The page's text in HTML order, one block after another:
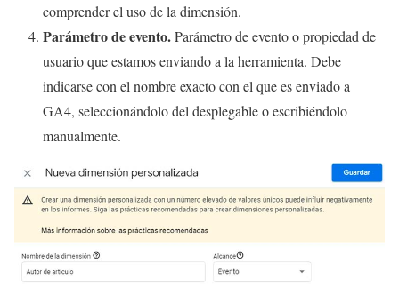
comprender el uso de la dimensión.
Parámetro de evento.Parámetro de evento o propiedad de
usuario que estamos enviando a la herramienta. Debe
indicarse con el nombre exacto con el que es enviado a
GA4, seleccionándolo del desplegable o escribiéndolo
manualmente.